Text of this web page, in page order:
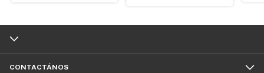
CONTACTÁNOS